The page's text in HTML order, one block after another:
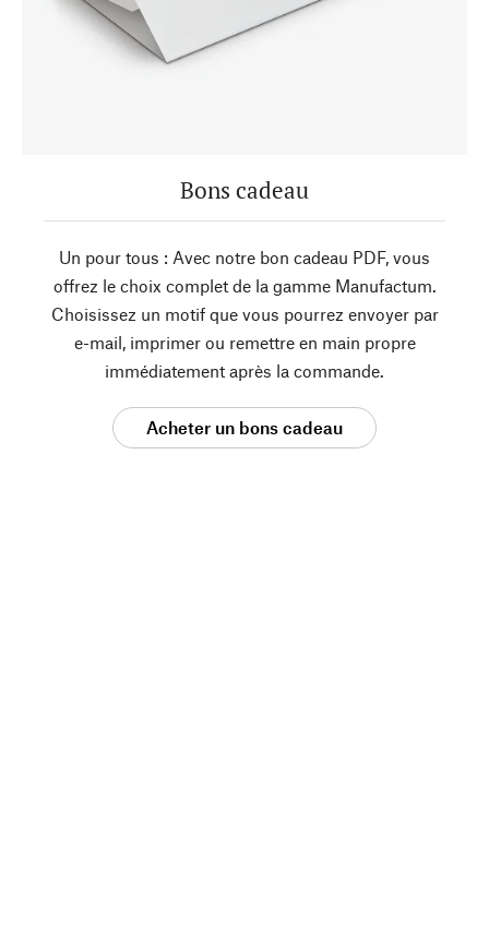
Bons cadeau
Un pour tous : Avec notre bon cadeau PDF, vous
offrez le choix complet de la gamme Manufactum.
Choisissez un motif que vous pourrez envoyer par
e-mail, imprimer ou remettre en main propre
immédiatement après la commande.
Acheter un bons cadeau